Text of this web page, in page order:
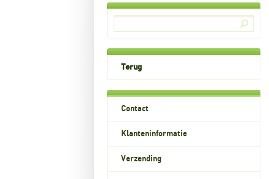
Terug
Contact
Klanteninformatie
Verzending